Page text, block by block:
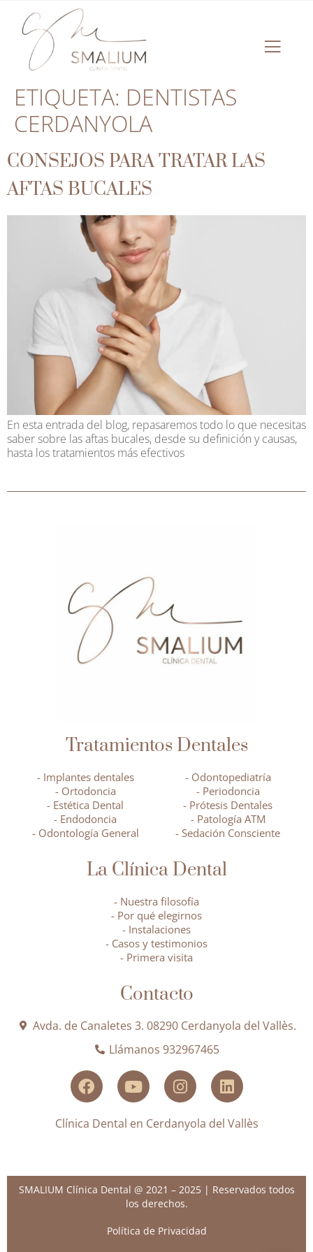
ETIQUETA: DENTISTAS
CERDANYOLA
CONSEJOS PARA TRATAR LAS
AFTAS BUCALES
En esta entrada del blog, repasaremos todo lo que necesitas
saber sobre las aftas bucales, desde su definición y causas,
hasta los tratamientos más efectivos
Tratamientos Dentales
- Implantes dentales
- Ortodoncia
- Estética Dental
- Endodoncia
- Odontología General
- Odontopediatría
- Periodoncia
- Prótesis Dentales
- Patología ATM
- Sedación Consciente
La Clínica Dental
- Nuestra filosofía
- Por qué elegirnos
- Instalaciones
- Casos y testimonios
- Primera visita
Contacto
Avda. de Canaletes 3. 08290 Cerdanyola del Vallès.
Llámanos 932967465
Clínica Dental en Cerdanyola del Vallès
SMALIUM Clínica Dental @ 2021 – 2025 | Reservados todos
los derechos.
Política de Privacidad